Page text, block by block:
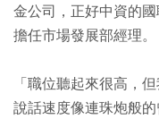
金公司，正好中資的
擔任市場發展部經理。
「職位聽起來很高，
說話速度像連珠炮般